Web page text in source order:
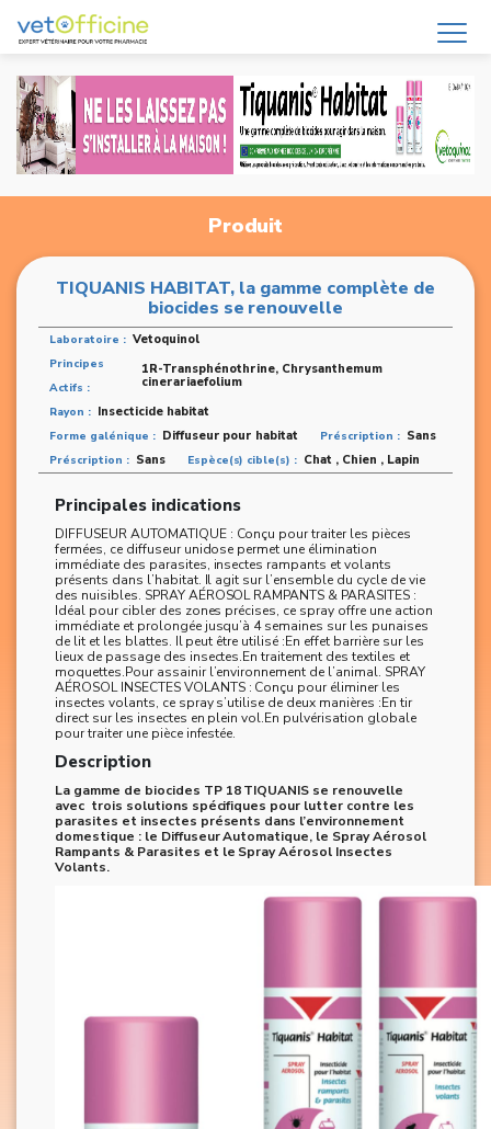
Produit
TIQUANIS HABITAT, la gamme complète de
biocides se renouvelle
Laboratoire : Vetoquinol
Principes
Actifs :
1R-Transphénothrine, Chrysanthemum
cinerariaefolium
Rayon : Insecticide habitat
Forme galénique : Diffuseur pour habitat Préscription : Sans
Préscription : Sans Espèce(s) cible(s) : Chat , Chien , Lapin
Principales indications
DIFFUSEUR AUTOMATIQUE : Conçu pour traiter les pièces
fermées, ce diffuseur unidose permet une élimination
immédiate des parasites, insectes rampants et volants
présents dans l’habitat. Il agit sur l’ensemble du cycle de vie
des nuisibles. SPRAY AÉROSOL RAMPANTS & PARASITES :
Idéal pour cibler des zones précises, ce spray offre une action
immédiate et prolongée jusqu’à 4 semaines sur les punaises
de lit et les blattes. Il peut être utilisé :En effet barrière sur les
lieux de passage des insectes.En traitement des textiles et
moquettes.Pour assainir l’environnement de l’animal. SPRAY
AÉROSOL INSECTES VOLANTS : Conçu pour éliminer les
insectes volants, ce spray s’utilise de deux manières :En tir
direct sur les insectes en plein vol.En pulvérisation globale
pour traiter une pièce infestée.
Description
La gamme de biocides TP 18 TIQUANIS se renouvelle
avec trois solutions spécifiques pour lutter contre les
parasites et insectes présents dans l’environnement
domestique : le Diffuseur Automatique, le Spray Aérosol
Rampants & Parasites et le Spray Aérosol Insectes
Volants.